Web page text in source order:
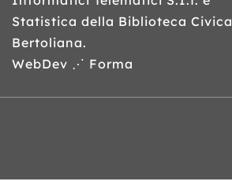
Statistica della Biblioteca Civica
Bertoliana.
WebDev ⋰ Forma